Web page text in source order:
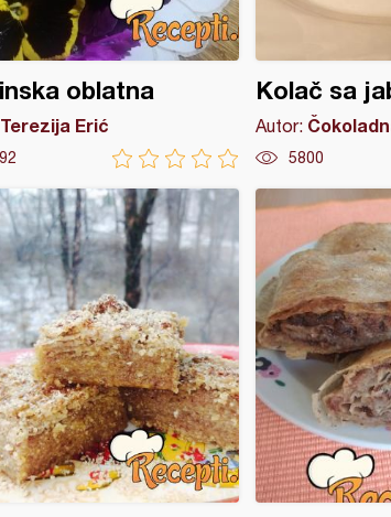
oblatna
Terezija Erić
Kolač sa
Autor:
5800